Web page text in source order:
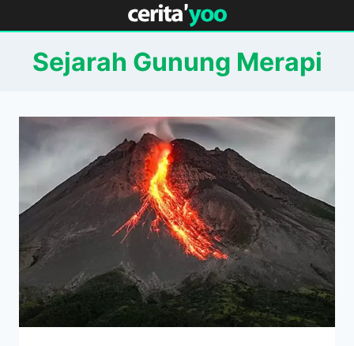
to
contentSejarah Gunung Merapi